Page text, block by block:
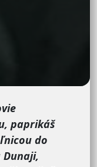
paprikáš
do
Dunaji,